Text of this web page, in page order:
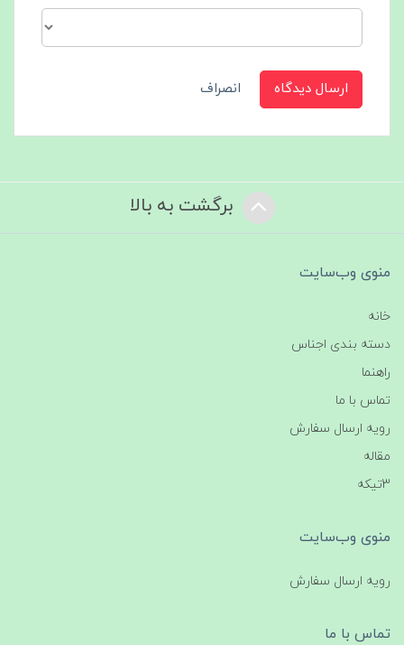
ارسال دیدگاه انصراف
برگشت به بالا
منوی وب‌سایت
خانه
دسته بندی اجناس
راهنما
تماس با ما
رویه ارسال سفارش
مقاله
3تیکه
منوی وب‌سایت
رویه ارسال سفارش
تماس با ما